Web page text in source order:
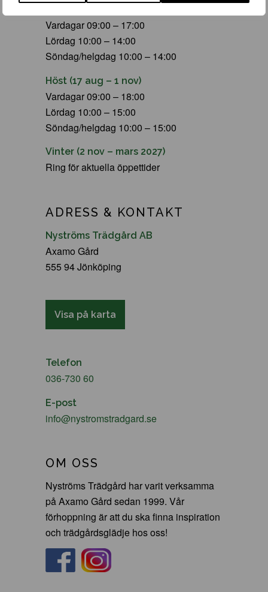
Vardagar 09:00 – 17:00
Lördag 10:00 – 14:00
Söndag/helgdag 10:00 – 14:00
Höst (17 aug – 1 nov)
Vardagar 09:00 – 18:00
Lördag 10:00 – 15:00
Söndag/helgdag 10:00 – 15:00
Vinter (2 nov – mars 2027)
Ring för aktuella öppettider
ADRESS & KONTAKT
Nyströms Trädgård AB
Axamo Gård
555 94 Jönköping
Visa på karta
Telefon
036-730 60
E-post
info@nystromstradgard.se
OM OSS
Nyströms Trädgård har varit verksamma
på Axamo Gård sedan 1999. Vår
förhoppning är att du ska finna inspiration
och trädgårdsglädje hos oss!